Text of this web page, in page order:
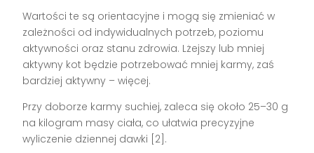
Wartości te są orientacyjne i mogą się zmieniać w
zależności od indywidualnych potrzeb, poziomu
aktywności oraz stanu zdrowia. Lżejszy lub mniej
aktywny kot będzie potrzebować mniej karmy, zaś
bardziej aktywny – więcej.
Przy doborze karmy suchiej, zaleca się około 25–30 g
na kilogram masy ciała, co ułatwia precyzyjne
wyliczenie dziennej dawki [2].